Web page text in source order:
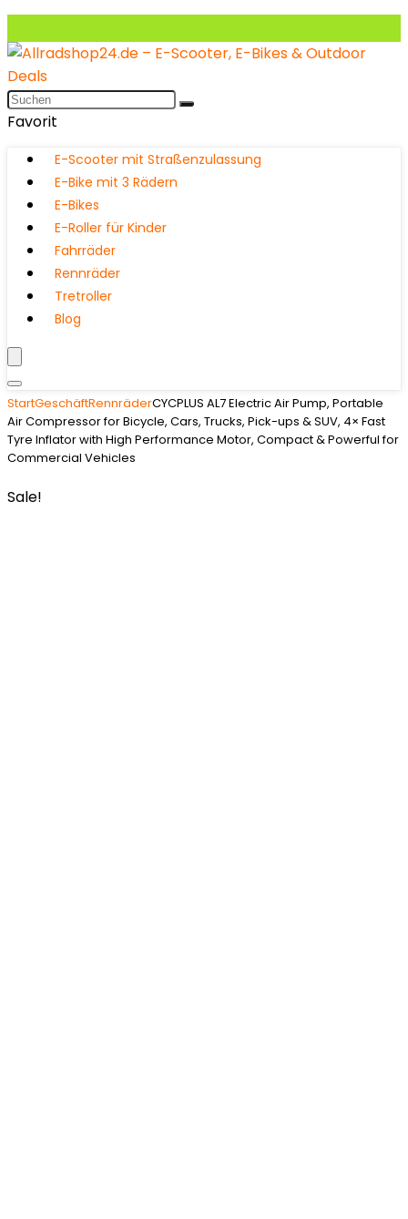
Favorit
E-Scooter mit Straßenzulassung
E-Bike mit 3 Rädern
E-Bikes
E-Roller für Kinder
Fahrräder
Rennräder
Tretroller
Blog
StartGeschäftRennräderCYCPLUS AL7 Electric Air Pump, Portable
Air Compressor for Bicycle, Cars, Trucks, Pick-ups & SUV, 4× Fast
Tyre Inflator with High Performance Motor, Compact & Powerful for
Commercial Vehicles
Sale!